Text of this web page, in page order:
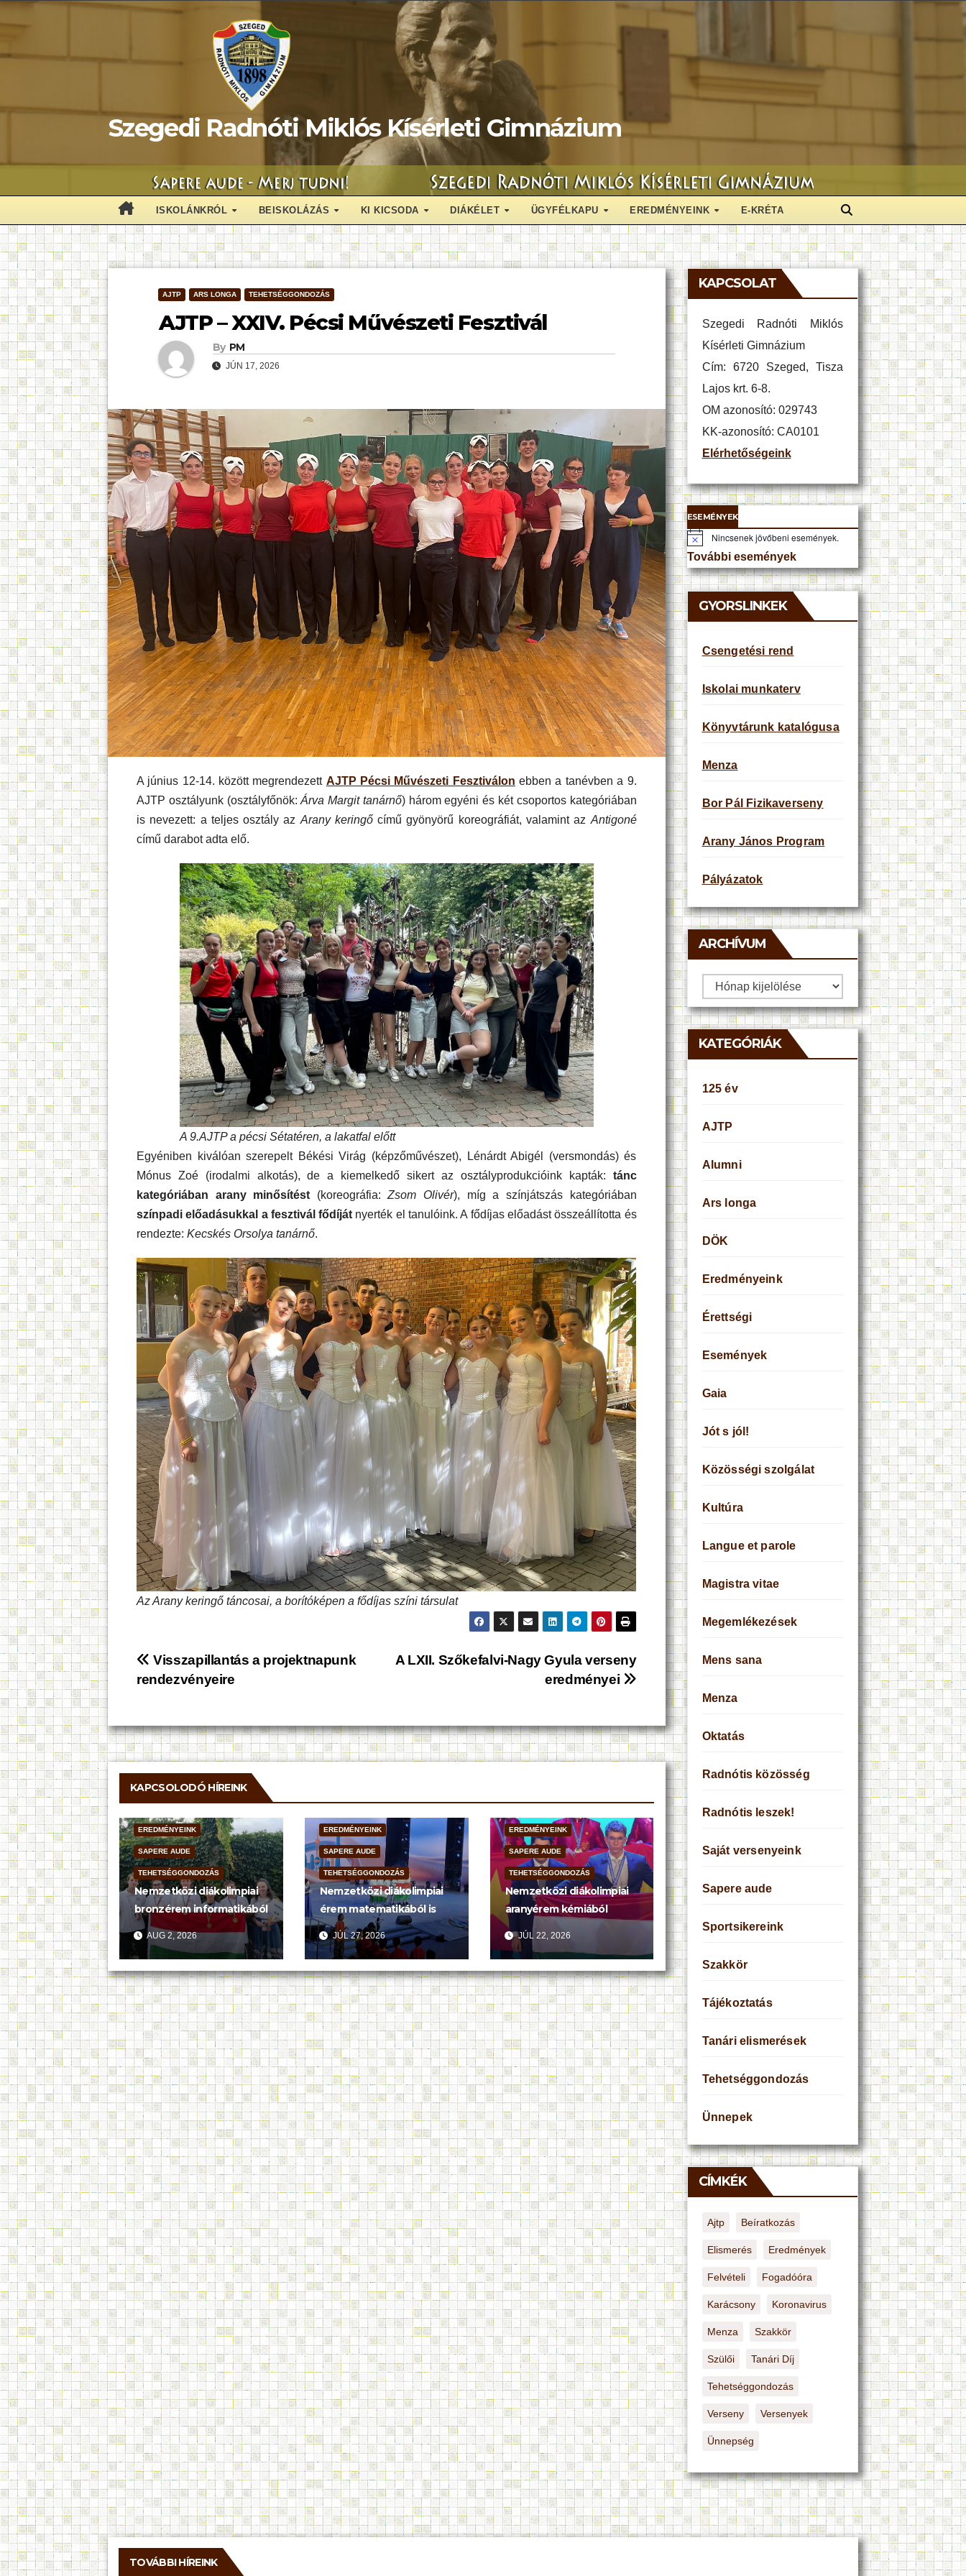
content
Szegedi Radnóti Miklós Kísérleti Gimnázium
ISKOLÁNKRÓL BEISKOLÁZÁS KI KICSODA DIÁKÉLET ÜGYFÉLKAPU EREDMÉNYEINK E-KRÉTA
AJTP ARS LONGA TEHETSÉGGONDOZÁS
AJTP – XXIV. Pécsi Művészeti Fesztivál
By PM
JÚN 17, 2026
A június 12-14. között megrendezett AJTP Pécsi Művészeti Fesztiválon ebben a tanévben a 9.
AJTP osztályunk (osztályfőnök:Árva Margit tanárnő) három egyéni és két csoportos kategóriában
is nevezett: a teljes osztály az Arany keringőcímű gyönyörű koreográfiát, valamint az Antigoné
című darabot adta elő.
A 9.AJTP a pécsi Sétatéren, a lakatfal előtt
Egyéniben kiválóan szerepelt Békési Virág (képzőművészet), Lénárdt Abigél (versmondás) és
Mónus Zoé (irodalmi alkotás), de a kiemelkedő sikert az osztályprodukcióink kapták: tánc
kategóriában arany minősítést (koreográfia:Zsom Olivér), míg a színjátszás kategóriában
színpadi előadásukkal a fesztivál fődíját nyerték el tanulóink. A fődíjas előadást összeállította és
rendezte: Kecskés Orsolya tanárnő.
Az Arany keringő táncosai, a borítóképen a fődíjas színi társulat
Bejegyzés
navigáció
A LXII. Szőkefalvi-Nagy Gyula verseny
eredményei
Visszapillantás a projektnapunk
rendezvényeire
KAPCSOLODÓ HÍREINK
EREDMÉNYEINK
SAPERE AUDE
TEHETSÉGGONDOZÁS
Nemzetközi diákolimpiai
bronzérem informatikából
AUG 2, 2026
EREDMÉNYEINK
SAPERE AUDE
TEHETSÉGGONDOZÁS
Nemzetközi diákolimpiai
érem matematikából is
JÚL 27, 2026
EREDMÉNYEINK
SAPERE AUDE
TEHETSÉGGONDOZÁS
Nemzetközi diákolimpiai
aranyérem kémiából
JÚL 22, 2026
KAPCSOLAT
Szegedi Radnóti Miklós
Kísérleti Gimnázium
Cím: 6720 Szeged, Tisza
Lajos krt. 6-8.
OM azonosító: 029743
KK-azonosító: CA0101
Elérhetőségeink
ESEMÉNYEK
N
o
t
i
c
e
Nincsenek jövőbeni események.
További események
GYORSLINKEK
Csengetési rend
Iskolai munkaterv
Könyvtárunk katalógusa
Menza
Bor Pál Fizikaverseny
Arany János Program
Pályázatok
ARCHÍVUM
Archívum
KATEGÓRIÁK
125 év
AJTP
Alumni
Ars longa
DÖK
Eredményeink
Érettségi
Események
Gaia
Jót s jól!
Közösségi szolgálat
Kultúra
Langue et parole
Magistra vitae
Megemlékezések
Mens sana
Menza
Oktatás
Radnótis közösség
Radnótis leszek!
Saját versenyeink
Sapere aude
Sportsikereink
Szakkör
Tájékoztatás
Tanári elismerések
Tehetséggondozás
Ünnepek
CÍMKÉK
Ajtp Beíratkozás
Elismerés Eredmények
Felvételi Fogadóóra
Karácsony Koronavirus
Menza Szakkör
Szülői Tanári Díj
Tehetséggondozás
Verseny Versenyek
Ünnepség
TOVÁBBI HÍREINK